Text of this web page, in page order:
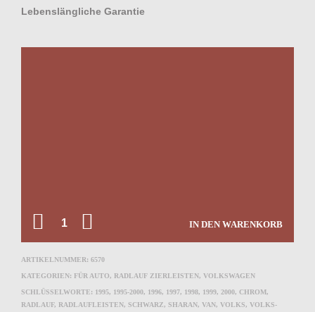
Lebenslängliche Garantie
ANZAHL IN DEN WARENKORB
ARTIKELNUMMER: 6570
KATEGORIEN: FÜR AUTO, RADLAUF ZIERLEISTEN, VOLKSWAGEN
SCHLÜSSELWORTE: 1995, 1995-2000, 1996, 1997, 1998, 1999, 2000, CHROM,
RADLAUF, RADLAUFLEISTEN, SCHWARZ, SHARAN, VAN, VOLKS, VOLKS-